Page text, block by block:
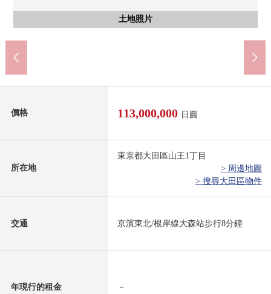
土地照片
土地照片
含有前面道路的外觀
含有前面道路的外觀
含有前面道路的外觀
土地照片
土地照片
土地照片
ATRE大森(約890m)
7-Eleven大田區山王1丁目商店(約220m)
鬆本清大田山王商店(約450m)
大田山王郵局(約600m)
大田區立山王小學(約240m)
大田區立大森第3中學(約2300m)
蘇峰公園(約500m)
價格 113,000,000 日圓
所在地
東京都大田區山王1丁目
> 周邊地圖
> 搜尋大田區物件
交通 京濱東北/根岸線大森站步行8分鐘
年現行的租金 －